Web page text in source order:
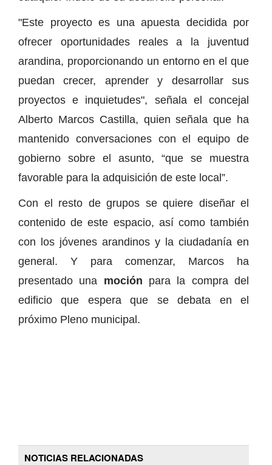
"Este proyecto es una apuesta decidida por
ofrecer oportunidades reales a la juventud
arandina, proporcionando un entorno en el que
puedan crecer, aprender y desarrollar sus
proyectos e inquietudes", señala el concejal
Alberto Marcos Castilla, quien señala que ha
mantenido conversaciones con el equipo de
gobierno sobre el asunto, “que se muestra
favorable para la adquisición de este local”.
Con el resto de grupos se quiere diseñar el
contenido de este espacio, así como también
con los jóvenes arandinos y la ciudadanía en
general. Y para comenzar, Marcos ha
presentado una moción para la compra del
edificio que espera que se debata en el
próximo Pleno municipal.
NOTICIAS RELACIONADAS